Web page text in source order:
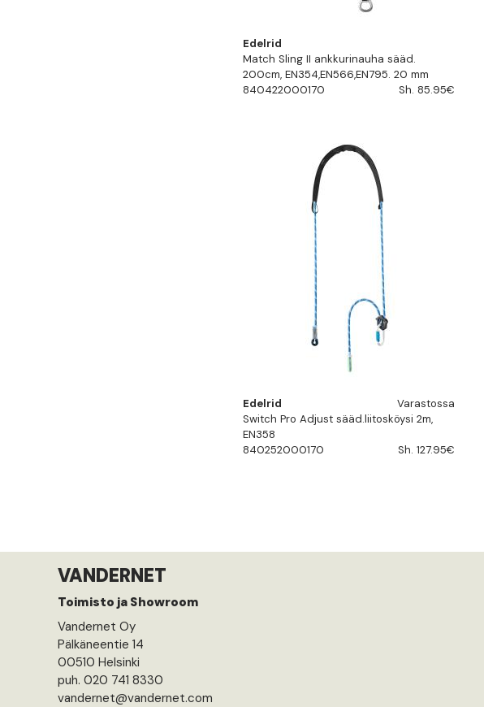
Edelrid
Match Sling II ankkurinauha sääd.
200cm, EN354,EN566,EN795. 20 mm
840422000170
Sh. 85.95€
Edelrid
Varastossa
Switch Pro Adjust sääd.liitosköysi 2m,
EN358
840252000170
Sh. 127.95€
VANDERNET
Toimisto ja Showroom
Vandernet Oy
Pälkäneentie 14
00510 Helsinki
puh. 020 741 8330
vandernet@vandernet.com